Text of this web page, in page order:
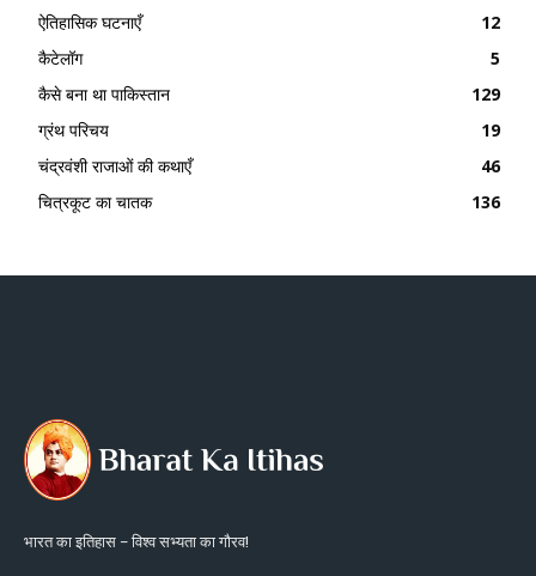
ऐतिहासिक घटनाएँ
12
कैटेलॉग
5
कैसे बना था पाकिस्तान
129
ग्रंथ परिचय
19
चंद्रवंशी राजाओं की कथाएँ
46
चित्रकूट का चातक
136
भारत का इतिहास – विश्व सभ्यता का गौरव!